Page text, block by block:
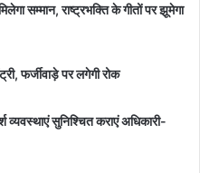
सम्मान, राष्ट्रभक्ति के गीतों पर झूमेगा
फर्जीवाड़े पर लगेगी रोक
व्यवस्थाएं सुनिश्चित कराएं अधिकारी-